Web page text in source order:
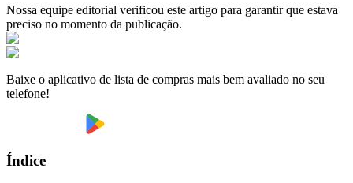
Nossa equipe editorial verificou este artigo para garantir que estava
preciso no momento da publicação.
Baixe o aplicativo de lista de compras mais bem avaliado no seu
telefone!
Índice